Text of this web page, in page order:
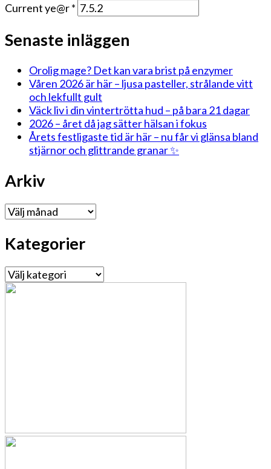
Current ye@r*
Senaste inläggen
Orolig mage? Det kan vara brist på enzymer
Våren 2026 är här – ljusa pasteller, strålande vitt
och lekfullt gult
Väck liv i din vintertrötta hud – på bara 21 dagar
2026 – året då jag sätter hälsan i fokus
Årets festligaste tid är här – nu får vi glänsa bland
stjärnor och glittrande granar ✨
Arkiv
Arkiv
Kategorier
Kategorier